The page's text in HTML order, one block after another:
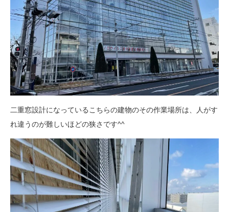
二重窓設計になっているこちらの建物のその作業場所は、人がす
れ違うのが難しいほどの狭さです^^